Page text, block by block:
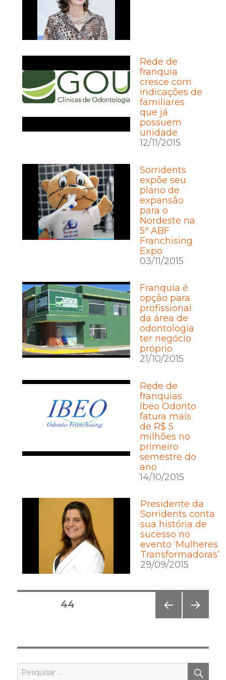
Rede de
franquia
cresce com
indicações de
familiares
que já
possuem
unidade
12/11/2015
Sorridents
expõe seu
plano de
expansão
para o
Nordeste na
5ª ABF
Franchising
Expo
03/11/2015
Franquia é
opção para
profissional
da área de
odontologia
ter negócio
próprio
21/10/2015
Rede de
franquias
Ibeo Odonto
fatura mais
de R$ 5
milhões no
primeiro
semestre do
ano
14/10/2015
Presidente da
Sorridents conta
sua história de
sucesso no
evento ‘Mulheres
Transformadoras’
29/09/2015
Posts
ERIO
R
PÁGINA44
NA
por: